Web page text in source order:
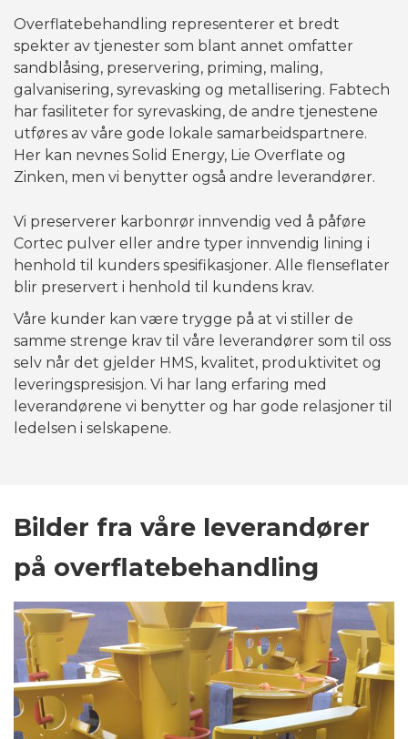
NDT TJENESTER
TRYKKTESTING
OVERFLATEBEHANDLING
MASKINERING
OPPDRETTSNÆRING
KONTAKT
Overflatebehandling representerer et bredt
spekter av tjenester som blant annet omfatter
sandblåsing, preservering, priming, maling,
galvanisering, syrevasking og metallisering. Fabtech
har fasiliteter for syrevasking, de andre tjenestene
utføres av våre gode lokale samarbeidspartnere.
Her kan nevnes Solid Energy, Lie Overflate og
Zinken, men vi benytter også andre leverandører.
Vi preserverer karbonrør innvendig ved å påføre
Cortec pulver eller andre typer innvendig lining i
henhold til kunders spesifikasjoner. Alle flenseflater
blir preservert i henhold til kundens krav.
Våre kunder kan være trygge på at vi stiller de
samme strenge krav til våre leverandører som til oss
selv når det gjelder HMS, kvalitet, produktivitet og
leveringspresisjon. Vi har lang erfaring med
leverandørene vi benytter og har gode relasjoner til
ledelsen i selskapene.
Bilder fra våre leverandører
på overflatebehandling